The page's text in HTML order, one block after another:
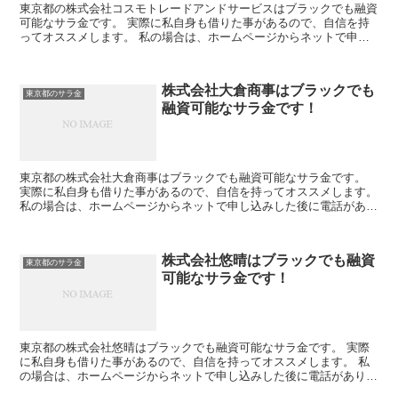
東京都の株式会社コスモトレードアンドサービスはブラックでも融資
可能なサラ金です。 実際に私自身も借りた事があるので、自信を持
ってオススメします。 私の場合は、ホームページからネットで申し
東京都のサラ金
株式会社大倉商事はブラックでも
融資可能なサラ金です！
東京都の株式会社大倉商事はブラックでも融資可能なサラ金です。
実際に私自身も借りた事があるので、自信を持ってオススメします。
私の場合は、ホームページからネットで申し込みした後に電話があ
東京都のサラ金
株式会社悠晴はブラックでも融資
可能なサラ金です！
東京都の株式会社悠晴はブラックでも融資可能なサラ金です。 実際
に私自身も借りた事があるので、自信を持ってオススメします。 私
の場合は、ホームページからネットで申し込みした後に電話があり、